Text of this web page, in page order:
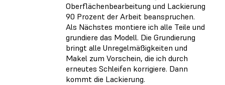
Oberflächenbearbeitung und Lackierung
90 Prozent der Arbeit beanspruchen.
Als Nächstes montiere ich alle Teile und
grundiere das Modell. Die Grundierung
bringt alle Unregelmäßigkeiten und
Makel zum Vorschein, die ich durch
erneutes Schleifen korrigiere. Dann
kommt die Lackierung.